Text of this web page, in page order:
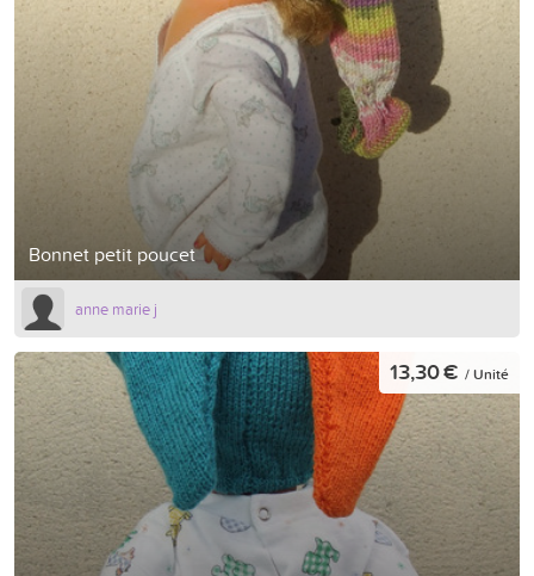
Bonnet petit poucet
anne marie j
13,30 € / Unité